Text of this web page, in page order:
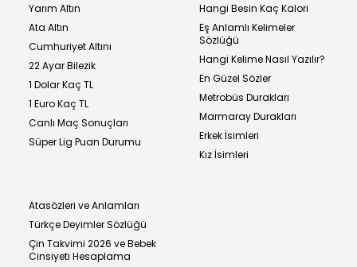
Yarım Altın
Ata Altın
Cumhuriyet Altını
22 Ayar Bilezik
1 Dolar Kaç TL
1 Euro Kaç TL
Canlı Maç Sonuçları
Süper Lig Puan Durumu
Hangi Besin Kaç Kalori
Eş Anlamlı Kelimeler
Sözlüğü
Hangi Kelime Nasıl Yazılır?
En Güzel Sözler
Metrobüs Durakları
Marmaray Durakları
Erkek İsimleri
Kız İsimleri
Atasözleri ve Anlamları
Türkçe Deyimler Sözlüğü
Çin Takvimi 2026 ve Bebek
Cinsiyeti Hesaplama